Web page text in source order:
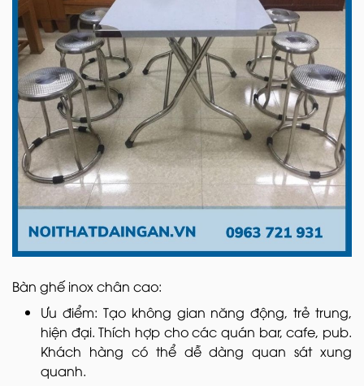
Bàn ghế inox chân cao:
Ưu điểm: Tạo không gian năng động, trẻ trung,
hiện đại. Thích hợp cho các quán bar, cafe, pub.
Khách hàng có thể dễ dàng quan sát xung
quanh.